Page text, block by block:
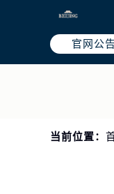
官网公
当前位置：